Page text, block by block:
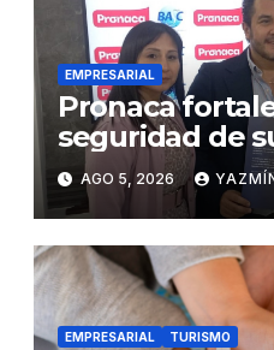
EMPRESARIAL
Pronaca
seguridad de
suministro
BASC en dos
AGO 5, 2026
EMPRESARIAL TURISMO